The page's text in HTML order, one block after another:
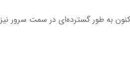
به طور گسترده‌ای در سمت سرور نیز